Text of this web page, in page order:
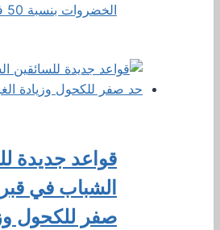
الخضروات بنسبة 50 في المائة
قواعد جديدة
الشباب في
صفر للكحول